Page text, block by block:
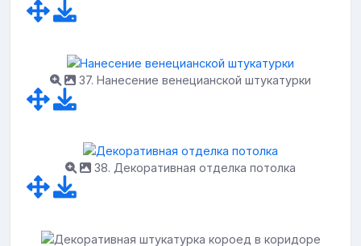
37. Нанесение венецианской штукатурки
38. Декоративная отделка потолка